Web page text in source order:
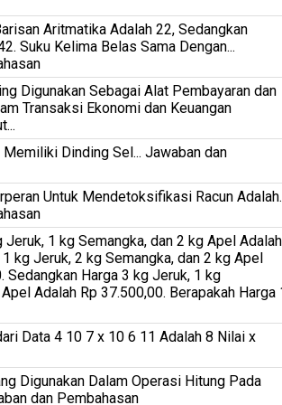
Aritmatika Adalah 22, Sedangkan
Suku Kelima Belas Sama Dengan...
Digunakan Sebagai Alat Pembayaran dan
Transaksi Ekonomi dan Keuangan
Dinding Sel... Jawaban dan
Untuk Mendetoksifikasi Racun
1 kg Semangka, dan 2 kg Apel Adalah
kg Jeruk, 2 kg Semangka, dan 2 kg Apel
Sedangkan Harga 3 kg Jeruk, 1 kg
Adalah Rp 37.500,00. Berapakah Harga
Data 4 10 7 x 10 6 11 Adalah 8 Nilai x
Digunakan Dalam Operasi Hitung Pada
dan Pembahasan